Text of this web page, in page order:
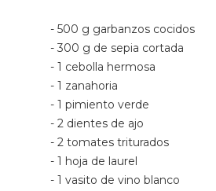
- 500 g garbanzos cocidos
- 300 g de sepia cortada
- 1 cebolla hermosa
- 1 zanahoria
- 1 pimiento verde
- 2 dientes de ajo
- 2 tomates triturados
- 1 hoja de laurel
- 1 vasito de vino blanco